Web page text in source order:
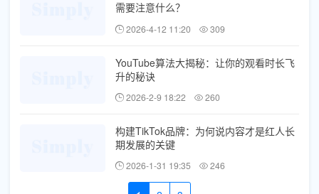
需要注意什么？
2026-4-12 11:20 309
YouTube算法大揭秘：让你的观看时长飞
升的秘诀
2026-2-9 18:22 260
构建TikTok品牌：为何说内容才是红人长
期发展的关键
2026-1-31 19:35 246